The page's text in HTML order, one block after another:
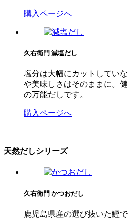
購入ページへ
久右衛門 減塩だし
塩分は大幅にカットしてい
や美味しさはそのままに。
の万能だしです。
購入ページへ
天然だしシリーズ
久右衛門 かつおだし
鹿児島県産の選び抜いた鰹